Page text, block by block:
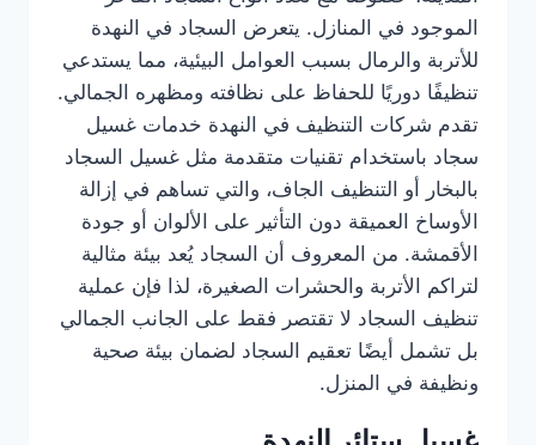
الموجود في المنازل. يتعرض السجاد في النهدة
للأتربة والرمال بسبب العوامل البيئية، مما يستدعي
تنظيفًا دوريًا للحفاظ على نظافته ومظهره الجمالي.
تقدم شركات التنظيف في النهدة خدمات غسيل
سجاد باستخدام تقنيات متقدمة مثل غسيل السجاد
بالبخار أو التنظيف الجاف، والتي تساهم في إزالة
الأوساخ العميقة دون التأثير على الألوان أو جودة
الأقمشة. من المعروف أن السجاد يُعد بيئة مثالية
لتراكم الأتربة والحشرات الصغيرة، لذا فإن عملية
تنظيف السجاد لا تقتصر فقط على الجانب الجمالي
بل تشمل أيضًا تعقيم السجاد لضمان بيئة صحية
ونظيفة في المنزل.